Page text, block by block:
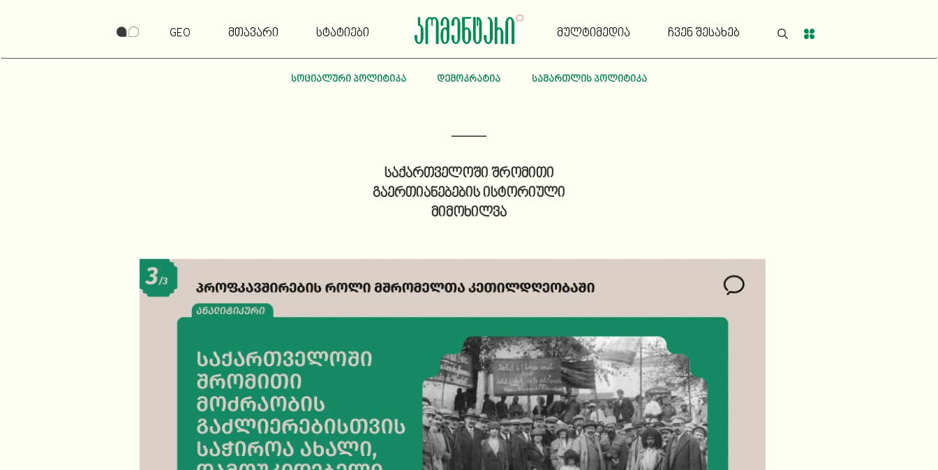
GEO მთავარი სტატიები მულტიმედია ჩვენ შესახებ
სოციალური პოლიტიკა დემოკრატია სამართლის პოლიტიკა
საქართველოში შრომითი
გაერთიანებების ისტორიული
მიმოხილვა